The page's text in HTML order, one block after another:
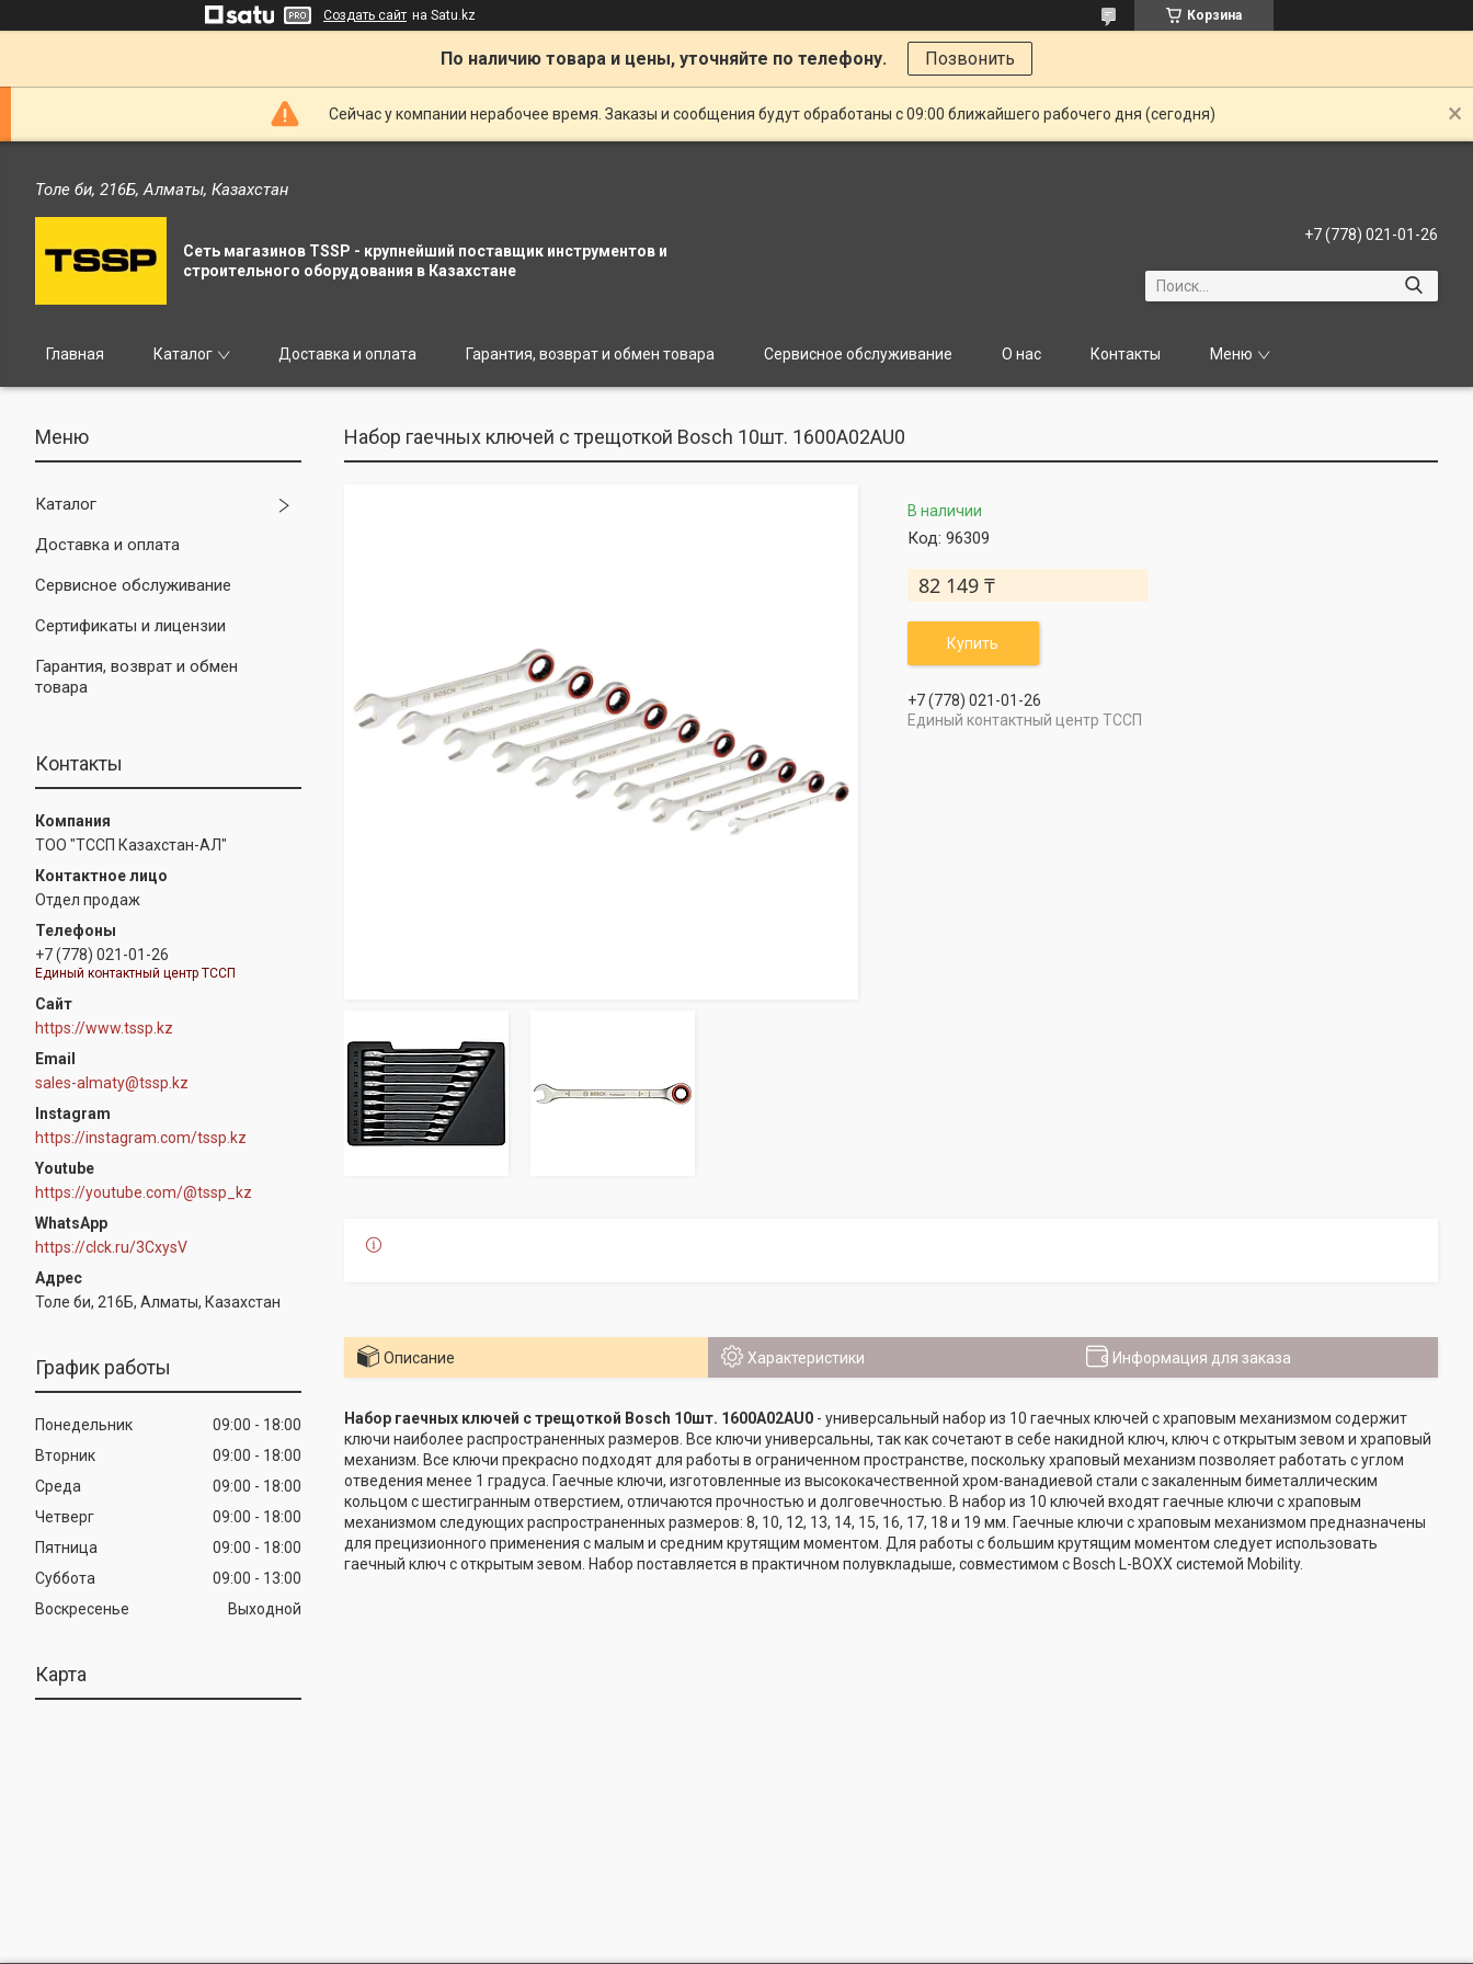
Создать сайт на Satu.kz Корзина
По наличию товара и цены, уточняйте по телефону. Позвонить
Сейчас у компании нерабочее время. Заказы и сообщения будут обработаны с 09:00 ближайшего рабочего дня (сегодня)
Толе би, 216Б, Алматы, Казахстан
Сеть магазинов TSSP - крупнейший поставщик инструментов и
строительного оборудования в Казахстане
+7 (778) 021-01-26
Главная Каталог Доставка и оплата Гарантия, возврат и обмен товара Сервисное обслуживание О нас Контакты Меню
Каталог
Доставка и оплата
Сервисное обслуживание
Сертификаты и лицензии
Гарантия, возврат и обмен
товара
Контакты
ТОО "ТССП Казахстан-АЛ"
Отдел продаж
+7 (778) 021-01-26
Единый контактный центр ТССП
https://www.tssp.kz
sales-almaty@tssp.kz
Instagram
https://instagram.com/tssp.kz
Youtube
https://youtube.com/@tssp_kz
WhatsApp
https://clck.ru/3CxysV
Толе би, 216Б, Алматы, Казахстан
График работы
Понедельник 09:00
18:00
Вторник
09:00
18:00
Среда
09:00
18:00
Четверг
09:00
18:00
Пятница
09:00
18:00
Суббота
09:00
13:00
Воскресенье
Выходной
Карта
Набор гаечных ключей с трещоткой Bosch 10шт. 1600A02AU0
В наличии
Код: 96309
82 149 ₸
Купить
+7 (778) 021-01-26
Единый контактный центр ТССП
Описание Характеристики Информация для заказа
Набор гаечных ключей с трещоткой Bosch 10шт. 1600A02AU0- универсальный набор из 10 гаечных ключей с храповым механизмом содержит
ключи наиболее распространенных размеров. Все ключи универсальны, так как сочетают в себе накидной ключ, ключ с открытым зевом и храповый
механизм. Все ключи прекрасно подходят для работы в ограниченном пространстве, поскольку храповый механизм позволяет работать с углом
отведения менее 1 градуса. Гаечные ключи, изготовленные из высококачественной хром-ванадиевой стали с закаленным биметаллическим
кольцом с шестигранным отверстием, отличаются прочностью и долговечностью. В набор из 10 ключей входят гаечные ключи с храповым
механизмом следующих распространенных размеров: 8, 10, 12, 13, 14, 15, 16, 17, 18 и 19 мм. Гаечные ключи с храповым механизмом предназначены
для прецизионного применения с малым и средним крутящим моментом. Для работы с большим крутящим моментом следует использовать
гаечный ключ с открытым зевом. Набор поставляется в практичном полувкладыше, совместимом с Bosch L-BOXX системой Mobility.